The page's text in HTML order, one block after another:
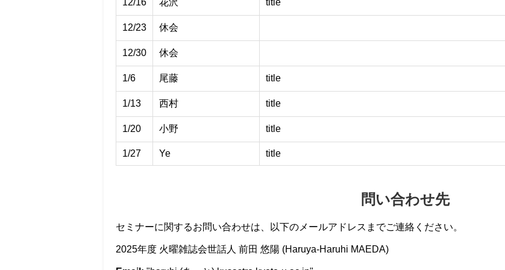
12/16 花沢 title
12/23 休会
12/30 休会
1/6 尾藤 title
1/13 西村 title
1/20 小野 title
1/27 Ye title
問い合わせ先
セミナーに関するお問い合わせは、以下のメールアドレスまでご連絡ください。
2025年度 火曜雑誌会世話人 前田 悠陽 (Haruya-Haruhi MAEDA)